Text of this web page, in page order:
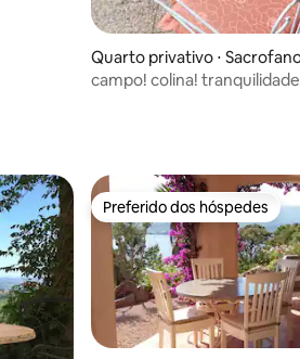
Quarto privativo ⋅
campo! colina!
Preferido dos hóspedes
Preferido dos hóspedes